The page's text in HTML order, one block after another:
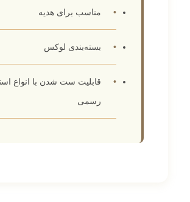
مناسب برای هدیه
بسته‌بندی لوکس
قابلیت ست شدن با انواع
رسمی